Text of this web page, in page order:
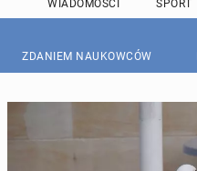
WIADOMOŚCI SPORT
ZDANIEM NAUKOWCÓW